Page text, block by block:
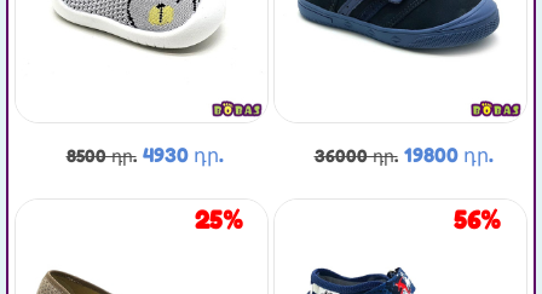
4930 դր.
8500 դր.
25%
19800 դր.
36000 դր.
56%